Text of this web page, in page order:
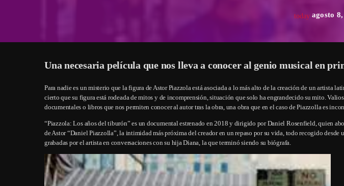
today agosto
Una necesaria película que nos lleva a conocer al genio musical en
Para nadie es un misterio que la figura de Astor Piazzola está asociada a lo más alto de la creación de un artista
cierto que su figura está rodeada de mitos y de incomprensión, situación que solo ha engrandecido su mito.
documentales o libros que nos permiten conocer al autor tras la obra, una obra que en el caso de Piazzolla es
“Piazzola: Los años del tiburón” es un documental estrenado en 2018 y dirigido por Daniel Rosenfield, quien
de Astor “Daniel Piazzolla”, la intimidad más próxima del creador en un repaso por su vida, todo recogido desde
grabadas por el artista en conversaciones con su hija Diana, la que terminó siendo su biógrafa.